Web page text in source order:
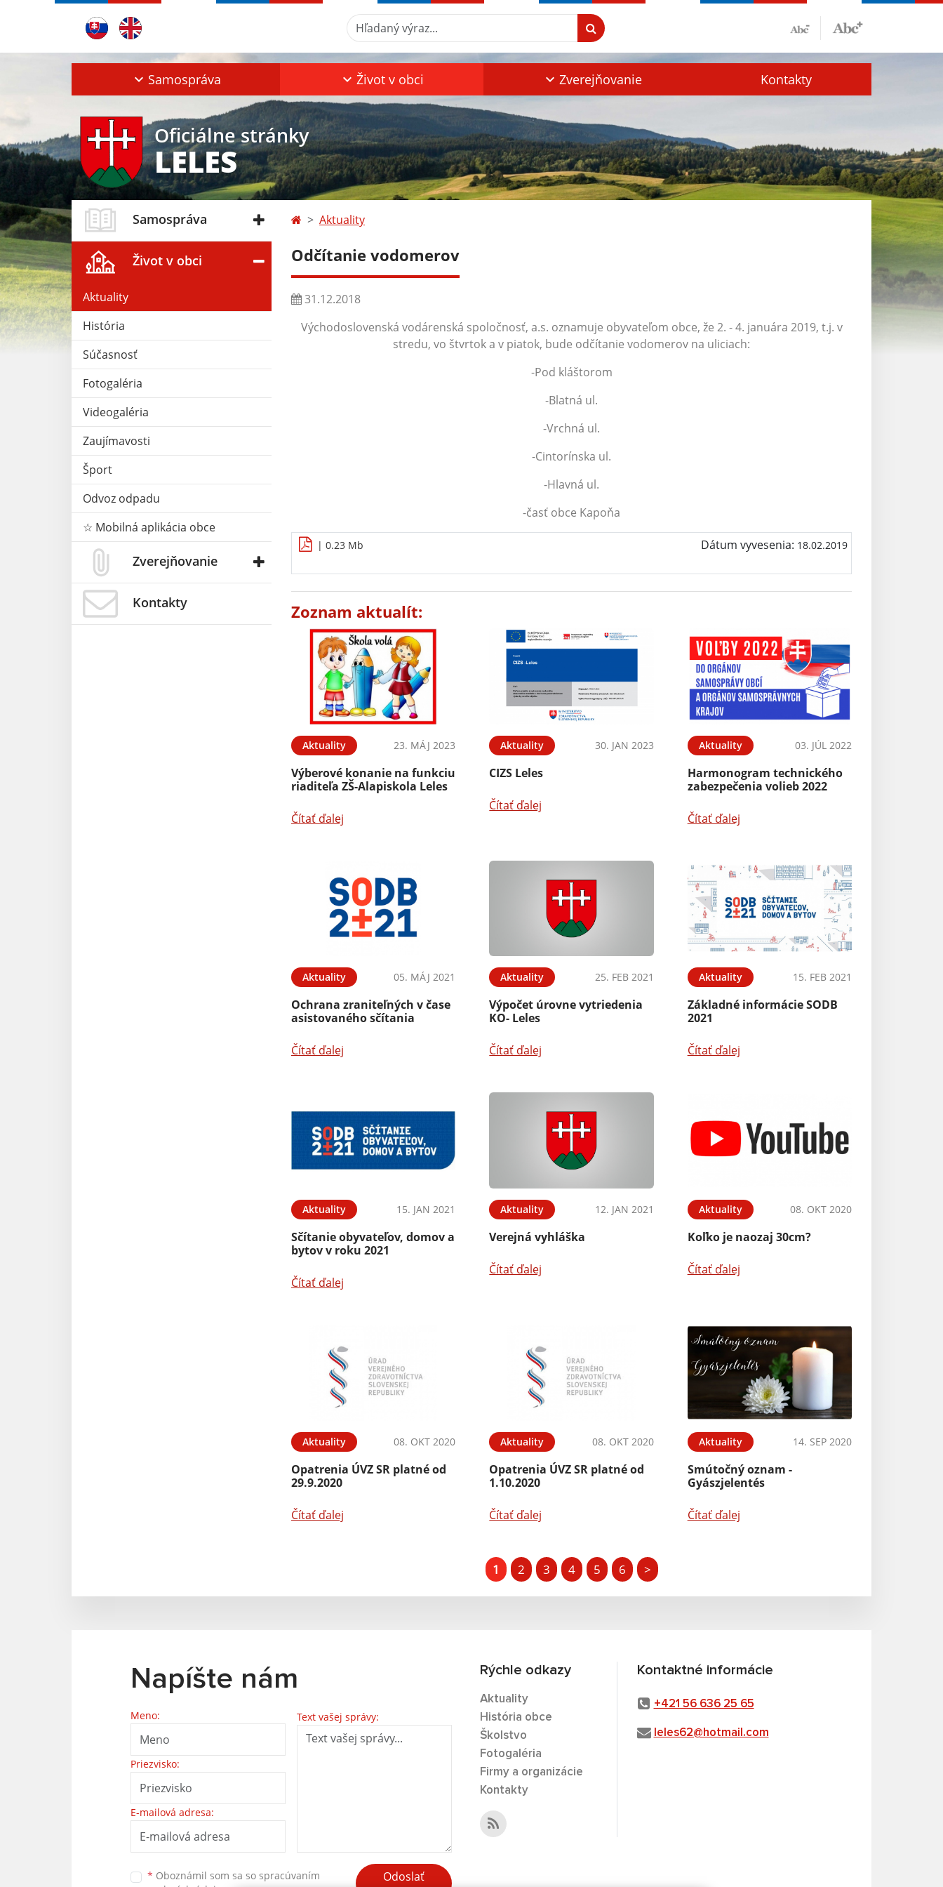
Hľadaný výraz...
Samospráva Život v obci Zverejňovanie Kontakty
Oficiálne stránky
LELES
Samospráva
Život v obci
Aktuality
História
Súčasnosť
Fotogaléria
Videogaléria
Zaujímavosti
Šport
Odvoz odpadu
☆ Mobilná aplikácia obce
Zverejňovanie
Kontakty
Aktuality
Odčítanie vodomerov
31.12.2018
Východoslovenská vodárenská spoločnosť, a.s. oznamuje obyvateľom obce, že 2. - 4. januára 2019, t.j. v
stredu, vo štvrtok a v piatok, bude odčítanie vodomerov na uliciach:
-Pod kláštorom
-Blatná ul.
-Vrchná ul.
-Cintorínska ul.
-Hlavná ul.
-časť obce Kapoňa
| 0.23 Mb Dátum vyvesenia: 18.02.2019
Zoznam aktualít:
Aktuality 23. MÁJ 2023
Výberové konanie na funkciu
riaditeľa ZŠ-Alapiskola Leles
Čítať ďalej
Aktuality 30. JAN 2023
CIZS Leles
Čítať ďalej
Aktuality 03. JÚL 2022
Harmonogram technického
zabezpečenia volieb 2022
Čítať ďalej
Aktuality 05. MÁJ 2021
Ochrana zraniteľných v čase
asistovaného sčítania
Čítať ďalej
Aktuality 25. FEB 2021
Výpočet úrovne vytriedenia
KO- Leles
Čítať ďalej
Aktuality 15. FEB 2021
Základné informácie SODB
2021
Čítať ďalej
Aktuality 15. JAN 2021
Sčítanie obyvateľov, domov a
bytov v roku 2021
Čítať ďalej
Aktuality 12. JAN 2021
Verejná vyhláška
Čítať ďalej
Aktuality 08. OKT 2020
Koľko je naozaj 30cm?
Čítať ďalej
Aktuality 08. OKT 2020
Opatrenia ÚVZ SR platné od
29.9.2020
Čítať ďalej
Aktuality 08. OKT 2020
Opatrenia ÚVZ SR platné od
1.10.2020
Čítať ďalej
Aktuality 14. SEP 2020
Smútočný oznam -
Gyászjelentés
Čítať ďalej
1 2 3 4 5 6 >
Napíšte nám
Meno:
Priezvisko:
E-mailová adresa:
Text vašej správy:
* Oboznámil som sa so spracúvaním
Odoslať
Rýchle odkazy
Aktuality
História obce
Školstvo
Fotogaléria
Firmy a organizácie
Kontakty
Kontaktné informácie
+421 56 636 25 65
leles62@hotmail.com